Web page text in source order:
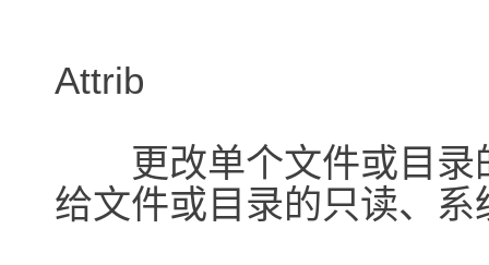
Attrib
更改单个文件或目录
给文件或目录的只读、